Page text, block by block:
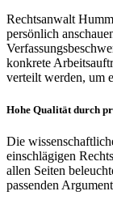
Rechtsanwalt
persönlich
konkrete
verteilt werden, um
Hohe Qualität durch
Die
einschlägigen
allen Seiten
passenden